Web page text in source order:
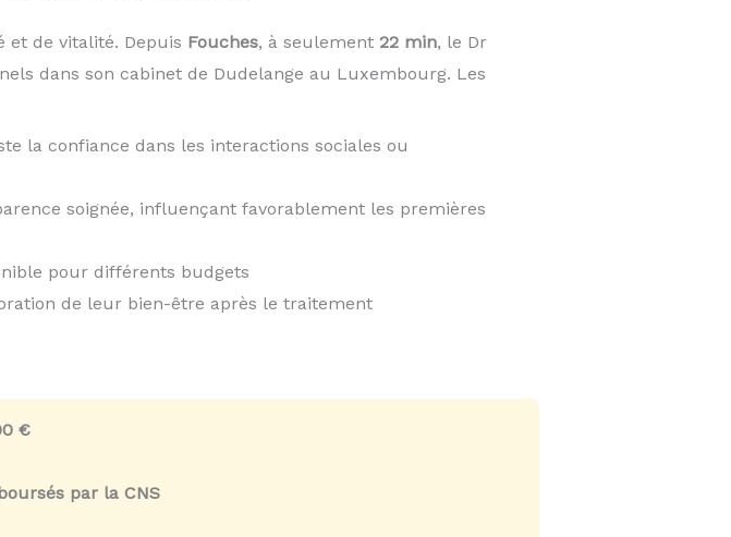
et de vitalité. Depuis Fouches, à seulement 22 min, le Dr
dans son cabinet de Dudelange au Luxembourg. Les
la confiance dans les interactions sociales ou
soignée, influençant favorablement les premières
pour différents budgets
de leur bien-être après le traitement
€
par la CNS